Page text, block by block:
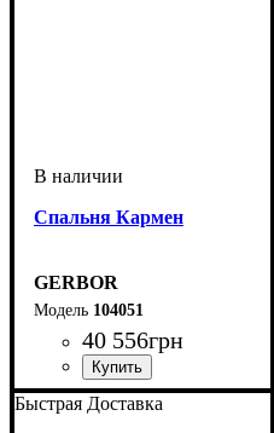
Спальня Кармен
GERBOR
104051
40 556грн
Быстрая Доставка